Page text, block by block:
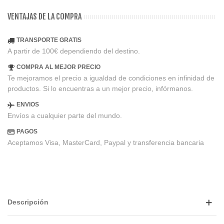
VENTAJAS DE LA COMPRA
TRANSPORTE GRATIS
A partir de 100€ dependiendo del destino.
COMPRA AL MEJOR PRECIO
Te mejoramos el precio a igualdad de condiciones en infinidad de
productos. Si lo encuentras a un mejor precio, infórmanos.
ENVIOS
Envíos a cualquier parte del mundo.
PAGOS
Aceptamos Visa, MasterCard, Paypal y transferencia bancaria
Descripción